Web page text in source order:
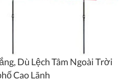
Dù Lệch Tâm Ngoài Trời
Cao Lãnh